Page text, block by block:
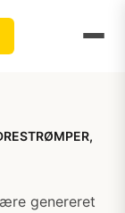
genereret